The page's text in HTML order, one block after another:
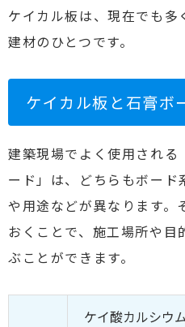
ケイカル板は、現在でも
建材のひとつです。
ケイカル板と石膏ボ
建築現場でよく使用され
ード」は、どちらもボー
や用途などが異なります。
おくことで、施工場所や
ぶことができます。
ケイ酸カルシウ